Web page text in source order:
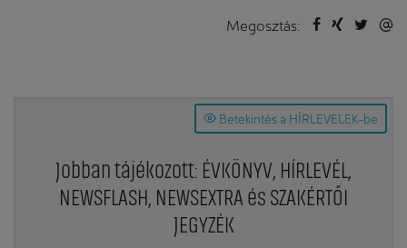
Megosztás:
Betekintés a HÍRLEVELEK-be
Jobban tájékozott: ÉVKÖNYV, HÍRLEVÉL,
NEWSFLASH, NEWSEXTRA és SZAKÉRTŐI
JEGYZÉK